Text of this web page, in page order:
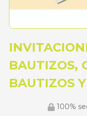
BAUTIZOS,
BAUTIZOS
100%